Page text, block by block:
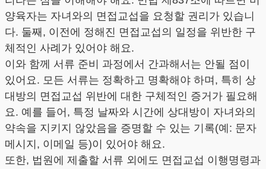
양육자는 자녀와의 면접교섭을 요청할 권리가 있습니
다. 둘째, 이전에 정해진 면접교섭의 일정을 위반한 구
체적인 사례가 있어야 해요.
이와 함께 서류 준비 과정에서 간과해서는 안될 점이
있어요. 모든 서류는 정확하고 명확해야 하며, 특히 상
대방의 면접교섭 위반에 대한 구체적인 증거가 필요해
요. 예를 들어, 특정 날짜와 시간에 상대방이 자녀와의
약속을 지키지 않았음을 증명할 수 있는 기록(예: 문자
메시지, 이메일 등)이 있어야 해요.
또한, 법원에 제출할 서류 외에도 면접교섭 이행명령과